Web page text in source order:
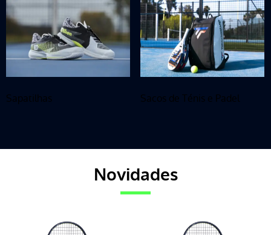
Sapatilhas Sacos de Ténis e Padel
Novidades